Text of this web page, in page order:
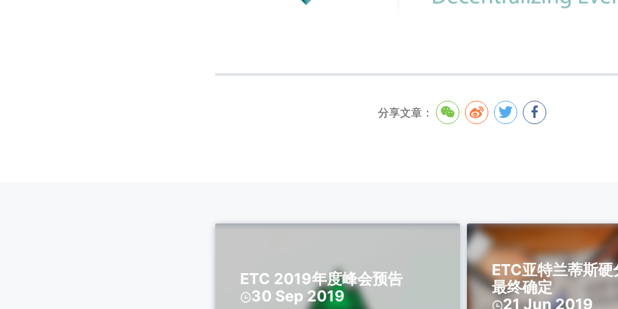
分享文章：
ETC 2019年度峰会预告
30 Sep 2019
ETC亚特兰蒂斯硬
最终确定
21 Jun 2019